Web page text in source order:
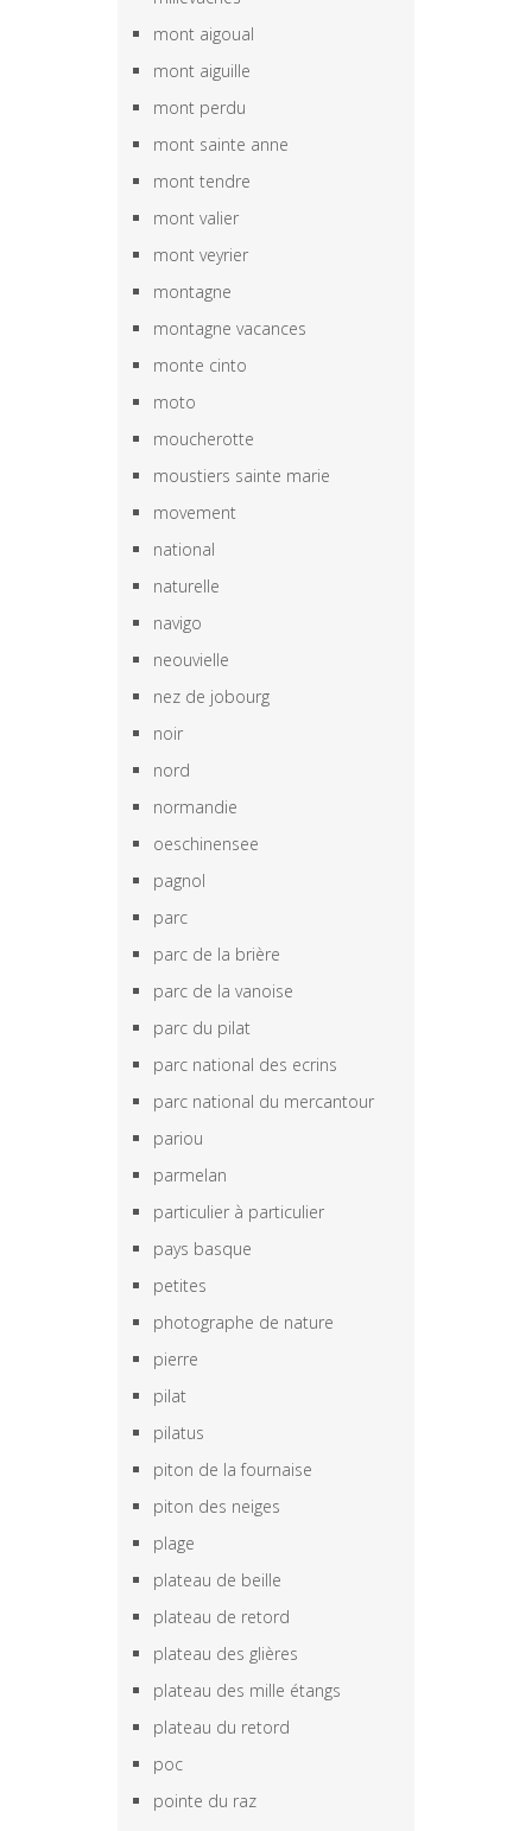
mont aigoual
mont aiguille
mont perdu
mont sainte anne
mont tendre
mont valier
mont veyrier
montagne
montagne vacances
monte cinto
moto
moucherotte
moustiers sainte marie
movement
national
naturelle
navigo
neouvielle
nez de jobourg
noir
nord
normandie
oeschinensee
pagnol
parc
parc de la brière
parc de la vanoise
parc du pilat
parc national des ecrins
parc national du mercantour
pariou
parmelan
particulier à particulier
pays basque
petites
photographe de nature
pierre
pilat
pilatus
piton de la fournaise
piton des neiges
plage
plateau de beille
plateau de retord
plateau des glières
plateau des mille étangs
plateau du retord
poc
pointe du raz